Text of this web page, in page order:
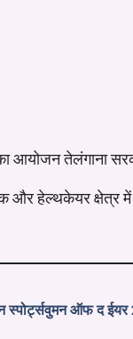
आयोजन तेलंगाना
और हेल्थकेयर क्षेत्र
स्पोर्ट्सवुमन ऑफ द